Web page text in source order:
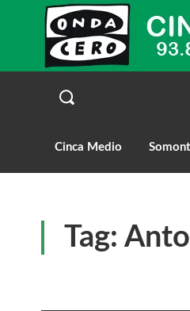
Cinca Medio
Tag: